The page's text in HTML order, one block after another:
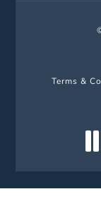
Terms &